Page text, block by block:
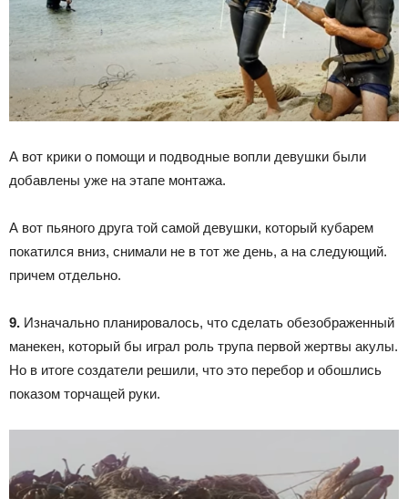
А вот крики о помощи и подводные вопли девушки были
добавлены уже на этапе монтажа.
А вот пьяного друга той самой девушки, который кубарем
покатился вниз, снимали не в тот же день, а на следующий.
причем отдельно.
9. Изначально планировалось, что сделать обезображенный
манекен, который бы играл роль трупа первой жертвы акулы.
Но в итоге создатели решили, что это перебор и обошлись
показом торчащей руки.